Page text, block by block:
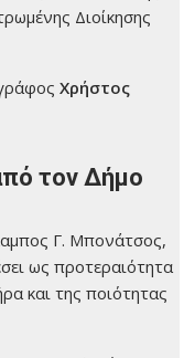
Διοίκησης
Χρήστος
τον Δήμο
Γ. Μπονάτσος,
ως προτεραιότητα
και της ποιότητας